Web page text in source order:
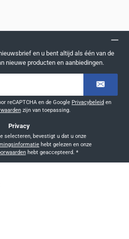
en u bent altijd als één van de
nieuwe producten en aanbiedingen.
reCAPTCHA en de Google Privacybeleid en
zijn van toepassing.
Privacy
Door doorgaan te selecteren, bevestigt u dat u onze
hebt geaccepteerd. *